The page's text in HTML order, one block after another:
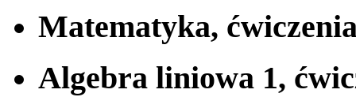
Matematyka,
Algebra liniowa 1,